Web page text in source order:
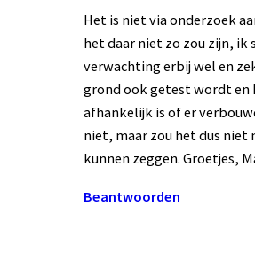
Het is niet via onderzoek
het daar niet zo zou zijn, ik
verwachting erbij wel en
grond ook getest wordt en
afhankelijk is of er
niet, maar zou het dus niet
kunnen zeggen. Groetjes,
Beantwoorden